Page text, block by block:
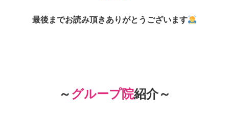
最後までお読み頂きありがとうございます
～ グループ院紹介～